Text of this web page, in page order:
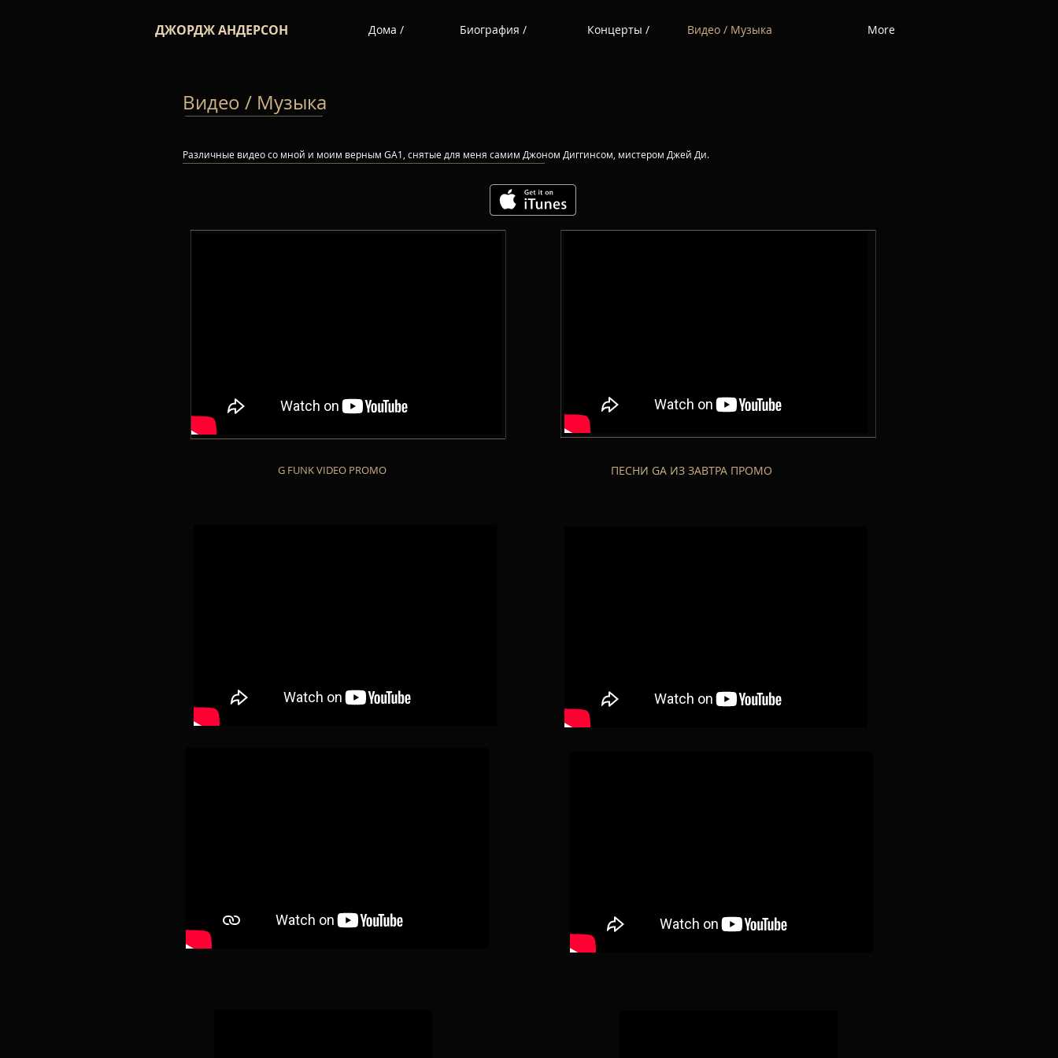
Дома / Биография / Концерты / Видео / Музыка More
ДЖОРДЖ АНДЕРСОН
Видео / Музыка
Различные видео со мной и моим верным GA1, снятые для меня самим Джоном Диггинсом, мистером Джей Ди.
G FUNK VIDEO PROMO ПЕСНИ GA ИЗ ЗАВТРА ПРОМО